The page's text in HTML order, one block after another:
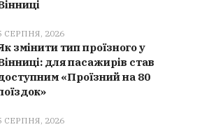
СЕРПНЯ, 2026
змінити тип проїзного у
для пасажирів став
«Проїзний на 80
СЕРПНЯ, 2026